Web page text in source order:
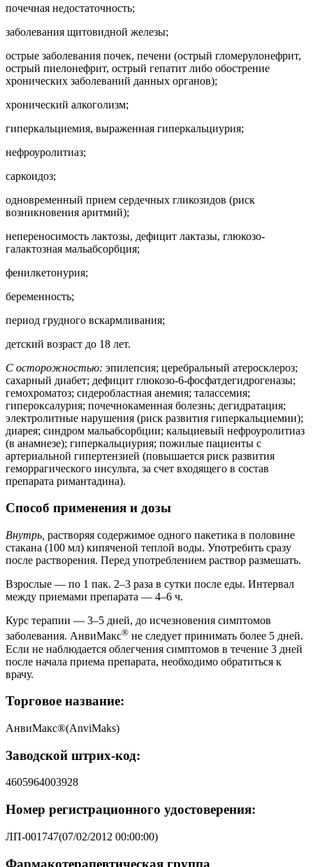
почечная недостаточность;
заболевания щитовидной железы;
острые заболевания почек, печени (острый гломерулонефрит,
острый пиелонефрит, острый гепатит либо обострение
хронических заболеваний данных органов);
хронический алкоголизм;
гиперкальциемия, выраженная гиперкальциурия;
нефроуролитиаз;
саркоидоз;
одновременный прием сердечных гликозидов (риск
возникновения аритмий);
непереносимость лактозы, дефицит лактазы, глюкозо-
галактозная мальабсорбция;
фенилкетонурия;
беременность;
период грудного вскармливания;
детский возраст до 18 лет.
С осторожностью: эпилепсия; церебральный атеросклероз;
сахарный диабет; дефицит глюкозо-6-фосфатдегидрогеназы;
гемохроматоз; сидеробластная анемия; талассемия;
гипероксалурия; почечнокаменная болезнь; дегидратация;
электролитные нарушения (риск развития гиперкальциемии);
диарея; синдром мальабсорбции; кальциевый нефроуролитиаз
(в анамнезе); гиперкальциурия; пожилые пациенты с
артериальной гипертензией (повышается риск развития
геморрагического инсульта, за счет входящего в состав
препарата римантадина).
Способ применения и дозы
Внутрь, растворяя содержимое одного пакетика в половине
стакана (100 мл) кипяченой теплой воды. Употребить сразу
после растворения. Перед употреблением раствор размешать.
Взрослые — по 1 пак. 2–3 раза в сутки после еды. Интервал
между приемами препарата — 4–6 ч.
Курс терапии — 3–5 дней, до исчезновения симптомов
заболевания. АнвиМакс® не следует принимать более 5 дней.
Если не наблюдается облегчения симптомов в течение 3 дней
после начала приема препарата, необходимо обратиться к
врачу.
Торговое название:
АнвиМакс®(AnviMaks)
Заводской штрих-код:
4605964003928
Номер регистрационного удостоверения:
ЛП-001747(07/02/2012 00:00:00)
Фармакотерапевтическая группа